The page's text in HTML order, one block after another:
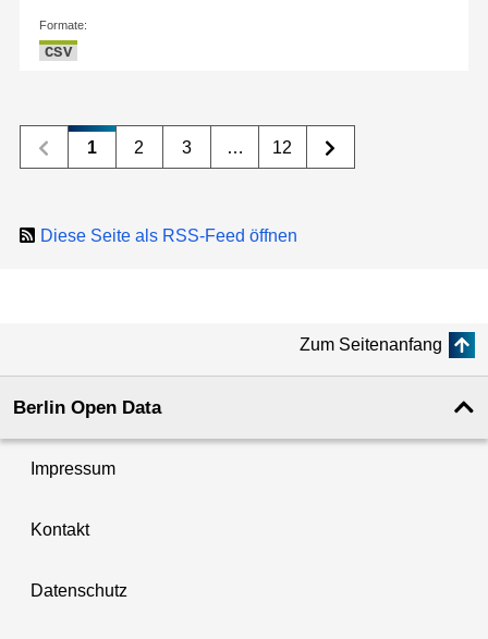
Formate:
CSV
1 2 3 … 12
Diese Seite als RSS-Feed öffnen
Zum Seitenanfang
Berlin Open Data
Impressum
Kontakt
Datenschutz